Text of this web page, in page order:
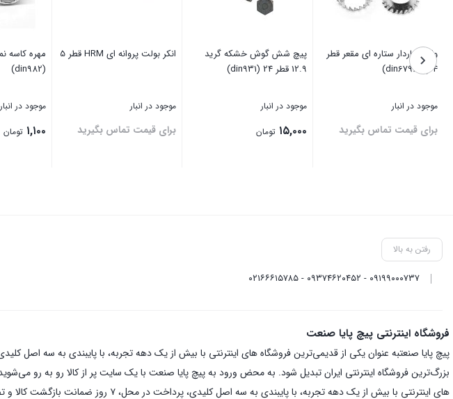
واشر خاردار ستاره ای مقعر قطر
4 (din6798-V)
موجود در انبار
برای قیمت تماس بگیرید
پیچ شش گوش خشکه گرید
12.9 قطر 24 (din931)
موجود در انبار
۱۵,۰۰۰ تومان
انکر بولت پروانه ای HRM قطر 5
موجود در انبار
برای قیمت تماس بگیرید
(din982)
موجود در انبار
۱,۱۰۰ تومان
رفتن به بالا
۰۹۱۹۹۰۰۰۷۳۷ - ۰۹۳۷۴۶۲۰۴۵۲ - ۰۲۱۶۶۶۱۵۷۸۵
فروشگاه اینترنتی پیچ پایا صنعت
بزرگ‌ترین فروشگاه اینترنتی ایران تبدیل شود. به محض ورود به پیچ پایا صنعت با یک سایت پر از کالا رو به رو
های اینترنتی با بیش از یک دهه تجربه، با